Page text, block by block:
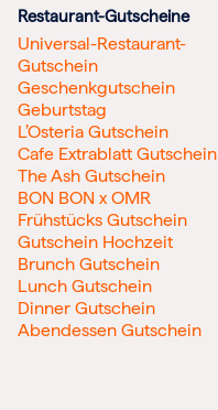
Restaurant-Gutscheine
Universal-Restaurant-
Gutschein
Geschenkgutschein
Geburtstag
L’Osteria Gutschein
Cafe Extrablatt Gutschein
The Ash Gutschein
BON BON x OMR
Frühstücks Gutschein
Gutschein Hochzeit
Brunch Gutschein
Lunch Gutschein
Dinner Gutschein
Abendessen Gutschein